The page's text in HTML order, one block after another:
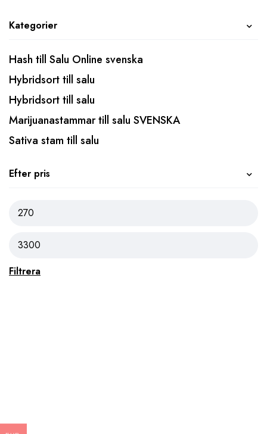
Kategorier
Hash till Salu Online svenska
Hybridsort till salu
Hybridsort till salu
Marijuanastammar till salu SVENSKA
Sativa stam till salu
Efter pris
Filtrera